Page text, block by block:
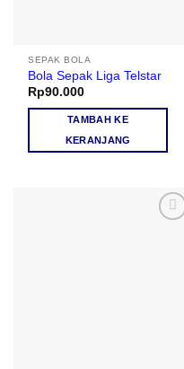
SEPAK BOLA
Bola Sepak Liga Telstar
Rp90.000
TAMBAH KE
KERANJANG